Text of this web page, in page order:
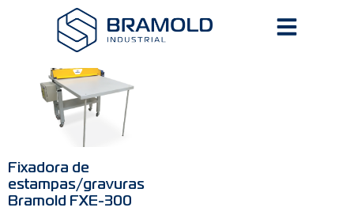
Fixadora de
estampas/gravuras
Bramold FXE-300